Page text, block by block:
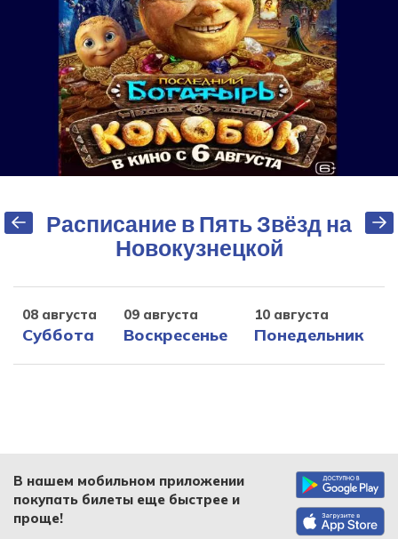
Расписание в Пять Звёзд на
Новокузнецкой
08 августа
Суббота
09 августа
Воскресенье
10 августа
Понедельник
В нашем мобильном приложении
покупать билеты еще быстрее и
проще!